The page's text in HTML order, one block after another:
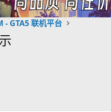
- GTA5 联机平台